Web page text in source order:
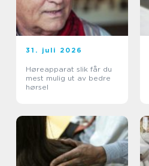
31. juli 2026
Høreapparat slik får du
mest mulig ut av bedre
hørsel